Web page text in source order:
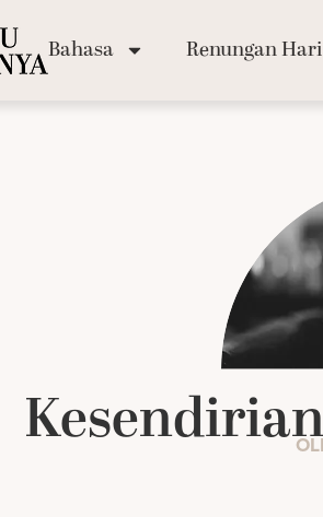
Bahasa Renungan